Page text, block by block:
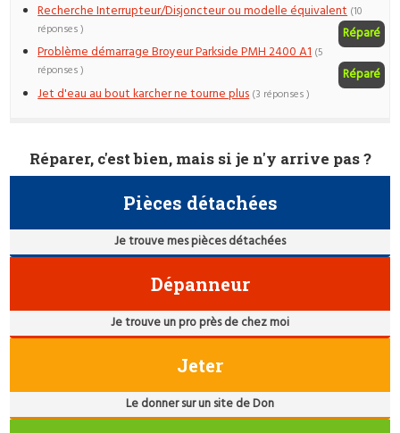
Recherche Interrupteur/Disjoncteur ou modelle équivalent
Réparé
(10
réponses )
Problème démarrage Broyeur Parkside PMH 2400 A1
Réparé
(5
réponses )
Jet d'eau au bout karcher ne tourne plus (3 réponses )
Réparer, c'est bien, mais si je n'y arrive pas ?
Pièces détachées
Je trouve mes pièces détachées
Dépanneur
Je trouve un pro près de chez moi
Jeter
Le donner sur un site de Don